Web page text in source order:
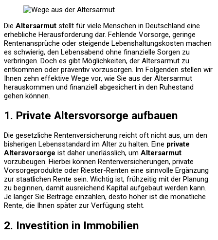
Die Altersarmut stellt für viele Menschen in Deutschland eine
erhebliche Herausforderung dar. Fehlende Vorsorge, geringe
Rentenansprüche oder steigende Lebenshaltungskosten machen
es schwierig, den Lebensabend ohne finanzielle Sorgen zu
verbringen. Doch es gibt Möglichkeiten, der Altersarmut zu
entkommen oder präventiv vorzusorgen. Im Folgenden stellen wir
Ihnen zehn effektive Wege vor, wie Sie aus der Altersarmut
herauskommen und finanziell abgesichert in den Ruhestand
gehen können.
1. Private Altersvorsorge aufbauen
Die gesetzliche Rentenversicherung reicht oft nicht aus, um den
bisherigen Lebensstandard im Alter zu halten. Eine private
Altersvorsorge ist daher unerlässlich, um Altersarmut
vorzubeugen. Hierbei können Rentenversicherungen, private
Vorsorgeprodukte oder Riester-Renten eine sinnvolle Ergänzung
zur staatlichen Rente sein. Wichtig ist, frühzeitig mit der Planung
zu beginnen, damit ausreichend Kapital aufgebaut werden kann.
Je länger Sie Beiträge einzahlen, desto höher ist die monatliche
Rente, die Ihnen später zur Verfügung steht.
2. Investition in Immobilien